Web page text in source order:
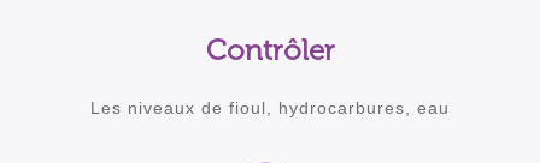
Contrôler
Les niveaux de fioul, hydrocarbures, eau